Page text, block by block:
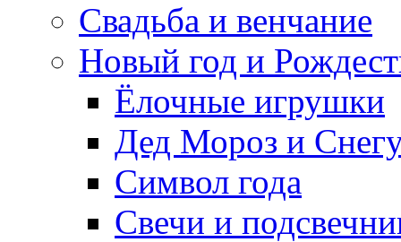
Свадьба и венчание
Новый год и
Ёлочные игрушки
Дед Мороз и
Символ года
Свечи и